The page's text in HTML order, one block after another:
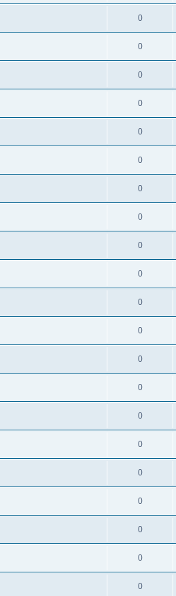
0
0
0
0
0
0
0
0
0
0
0
0
0
0
0
0
0
0
0
0
0